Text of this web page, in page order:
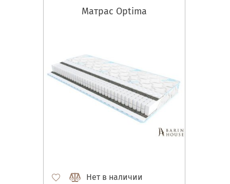
Матрас Optima
Нет в наличии